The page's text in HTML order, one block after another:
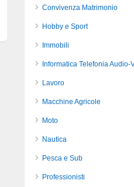
Convivenza Matrimonio
Hobby e Sport
Immobili
Informatica Telefonia Audio-
Lavoro
Macchine Agricole
Moto
Nautica
Pesca e Sub
Professionisti